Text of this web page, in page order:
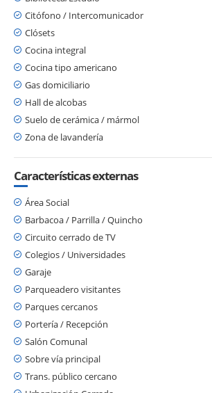
Citófono / Intercomunicador
Clósets
Cocina integral
Cocina tipo americano
Gas domiciliario
Hall de alcobas
Suelo de cerámica / mármol
Zona de lavandería
Características externas
Área Social
Barbacoa / Parrilla / Quincho
Circuito cerrado de TV
Colegios / Universidades
Garaje
Parqueadero visitantes
Parques cercanos
Portería / Recepción
Salón Comunal
Sobre vía principal
Trans. público cercano